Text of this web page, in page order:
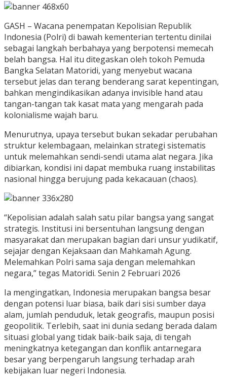
GASH – Wacana penempatan Kepolisian Republik
Indonesia (Polri) di bawah kementerian tertentu dinilai
sebagai langkah berbahaya yang berpotensi memecah
belah bangsa. Hal itu ditegaskan oleh tokoh Pemuda
Bangka Selatan Matoridi, yang menyebut wacana
tersebut jelas dan terang benderang sarat kepentingan,
bahkan mengindikasikan adanya invisible hand atau
tangan-tangan tak kasat mata yang mengarah pada
kolonialisme wajah baru.
Menurutnya, upaya tersebut bukan sekadar perubahan
struktur kelembagaan, melainkan strategi sistematis
untuk melemahkan sendi-sendi utama alat negara. Jika
dibiarkan, kondisi ini dapat membuka ruang instabilitas
nasional hingga berujung pada kekacauan (chaos).
“Kepolisian adalah salah satu pilar bangsa yang sangat
strategis. Institusi ini bersentuhan langsung dengan
masyarakat dan merupakan bagian dari unsur yudikatif,
sejajar dengan Kejaksaan dan Mahkamah Agung.
Melemahkan Polri sama saja dengan melemahkan
negara,” tegas Matoridi. Senin 2 Februari 2026
Ia mengingatkan, Indonesia merupakan bangsa besar
dengan potensi luar biasa, baik dari sisi sumber daya
alam, jumlah penduduk, letak geografis, maupun posisi
geopolitik. Terlebih, saat ini dunia sedang berada dalam
situasi global yang tidak baik-baik saja, di tengah
meningkatnya ketegangan dan konflik antarnegara
besar yang berpengaruh langsung terhadap arah
kebijakan luar negeri Indonesia.